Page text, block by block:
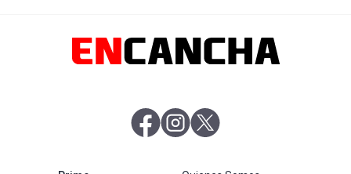
abre en nueva pestaña
abre en nueva pestaña